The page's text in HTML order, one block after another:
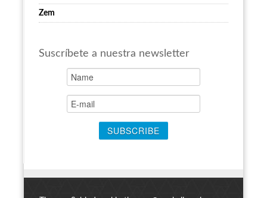
Zem
Suscríbete a nuestra newsletter